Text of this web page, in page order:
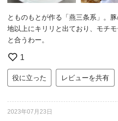
とものもとが作る「燕三条系」。
地以上にキリリと出ており、モチ
と合うわー。
1
役に立った レビューを共有
2023年07月23日